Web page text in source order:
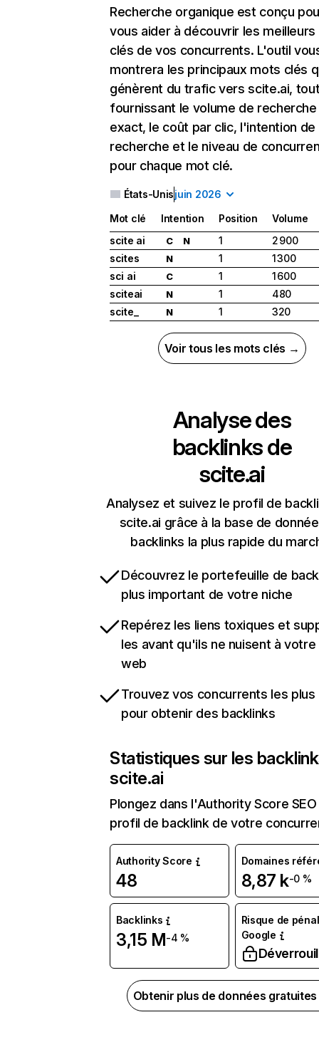
Recherche organique est conçu
vous aider à découvrir les
clés de vos concurrents. L'outil
montrera les principaux mots clés
génèrent du trafic vers scite.ai,
fournissant le volume de recherche
exact, le coût par clic, l'intention de
recherche et le niveau de
pour chaque mot clé.
États-Unisjuin 2026
Mot clé Intention Position
Volume
scite ai
C N 1
2 900
scites
N 1
1 300
sci ai
C 1
1 600
sciteai
N 1
480
scite_
N 1 320
Voir tous les mots clés →
Analyse des
backlinks de
scite.ai
Analysez et suivez le profil de
scite.ai grâce à la base de
backlinks la plus rapide du
Découvrez le portefeuille de
plus important de votre niche
Repérez les liens toxiques et
les avant qu'ils ne nuisent à
web
Trouvez vos concurrents les
pour obtenir des backlinks
Statistiques sur les
scite.ai
Plongez dans l'Authority Score
profil de backlink de votre
Authority Score
48
Domaines
8,87 k-0 %
Backlinks
3,15 M-4 %
Risque de
Google
Obtenir plus de données